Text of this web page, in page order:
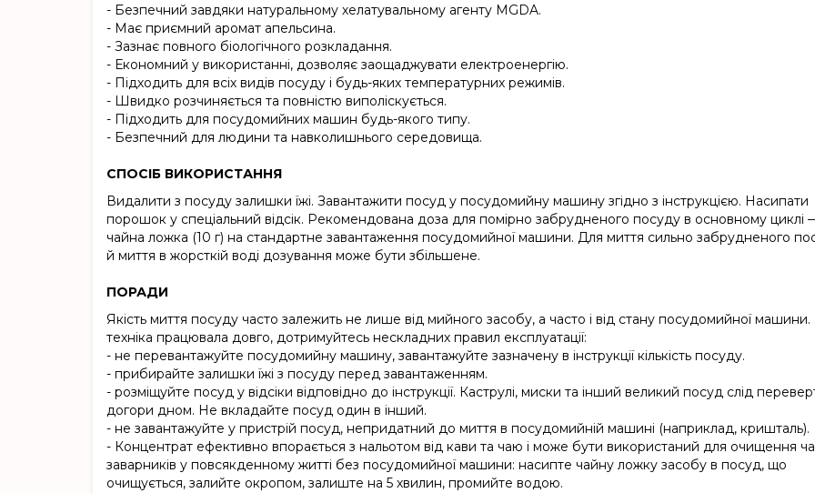
- Безпечний завдяки натуральному хелатувальному агенту МGDA.
- Має приємний аромат апельсина.
- Зазнає повного біологічного розкладання.
- Економний у використанні, дозволяє заощаджувати електроенергію.
- Підходить для всіх видів посуду і будь-яких температурних режимів.
- Швидко розчиняється та повністю виполіскується.
- Підходить для посудомийних машин будь-якого типу.
- Безпечний для людини та навколишнього середовища.
СПОСІБ ВИКОРИСТАННЯ
Видалити з посуду залишки їжі. Завантажити посуд у посудомийну машину згідно з інструкцією. Насипати
порошок у спеціальний відсік. Рекомендована доза для помірно забрудненого посуду в основному циклі
чайна ложка (10 г) на стандартне завантаження посудомийної машини. Для миття сильно забрудненого
й миття в жорсткій воді дозування може бути збільшене.
ПОРАДИ
Якість миття посуду часто залежить не лише від мийного засобу, а часто і від стану посудомийної
техніка працювала довго, дотримуйтесь нескладних правил експлуатації:
- не перевантажуйте посудомийну машину, завантажуйте зазначену в інструкції кількість посуду.
- прибирайте залишки їжі з посуду перед завантаженням.
- розміщуйте посуд у відсіки відповідно до інструкції. Каструлі, миски та інший великий посуд слід
догори дном. Не вкладайте посуд один в інший.
- не завантажуйте у пристрій посуд, непридатний до миття в посудомийній машині (наприклад, кришталь).
- Концентрат ефективно впорається з нальотом від кави та чаю і може бути використаний для очищення
заварників у повсякденному житті без посудомийної машини: насипте чайну ложку засобу в посуд, що
очищується, залийте окропом, залиште на 5 хвилин, промийте водою.